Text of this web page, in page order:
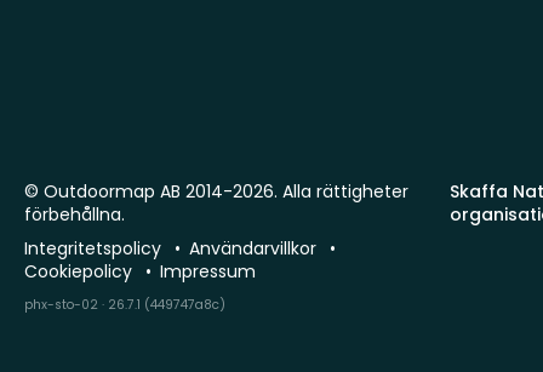
Skaffa
© Outdoormap AB 2014-2026. Alla rättigheter
förbehållna.
Integritetspolicy
Användarvillkor
Cookiepolicy
Impressum
phx-sto-02 · 26.7.1 (449747a8c)